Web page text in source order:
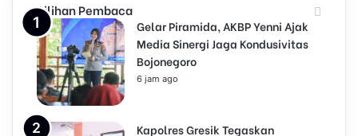
Pilihan Pembaca
Gelar Piramida, AKBP Yenni Ajak
Media Sinergi Jaga Kondusivitas
Bojonegoro
6 jam ago
Kapolres Gresik Tegaskan